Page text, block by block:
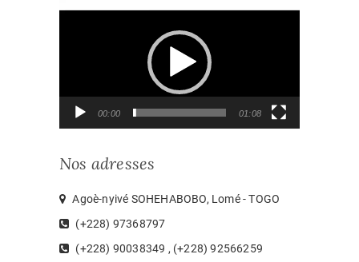
00:00 01:08
Nos adresses
Agoè-nyivé SOHEHABOBO, Lomé - TOGO
(+228) 97368797
(+228) 90038349 , (+228) 92566259